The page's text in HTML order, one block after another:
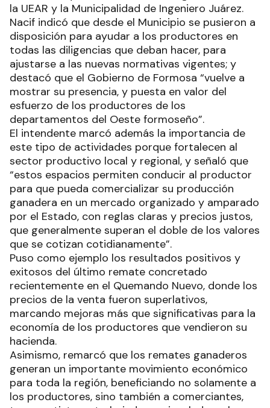
la UEAR y la Municipalidad de Ingeniero Juárez.
Nacif indicó que desde el Municipio se pusieron a
disposición para ayudar a los productores en
todas las diligencias que deban hacer, para
ajustarse a las nuevas normativas vigentes; y
destacó que el Gobierno de Formosa “vuelve a
mostrar su presencia, y puesta en valor del
esfuerzo de los productores de los
departamentos del Oeste formoseño”.
El intendente marcó además la importancia de
este tipo de actividades porque fortalecen al
sector productivo local y regional, y señaló que
“estos espacios permiten conducir al productor
para que pueda comercializar su producción
ganadera en un mercado organizado y amparado
por el Estado, con reglas claras y precios justos,
que generalmente superan el doble de los valores
que se cotizan cotidianamente”.
Puso como ejemplo los resultados positivos y
exitosos del último remate concretado
recientemente en el Quemando Nuevo, donde los
precios de la venta fueron superlativos,
marcando mejoras más que significativas para la
economía de los productores que vendieron su
hacienda.
Asimismo, remarcó que los remates ganaderos
generan un importante movimiento económico
para toda la región, beneficiando no solamente a
los productores, sino también a comerciantes,